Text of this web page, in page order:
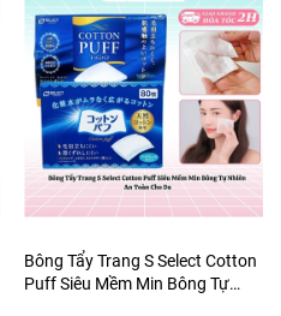
Bông Tẩy Trang S Select Cotton
Puff Siêu Mềm Min Bông Tự